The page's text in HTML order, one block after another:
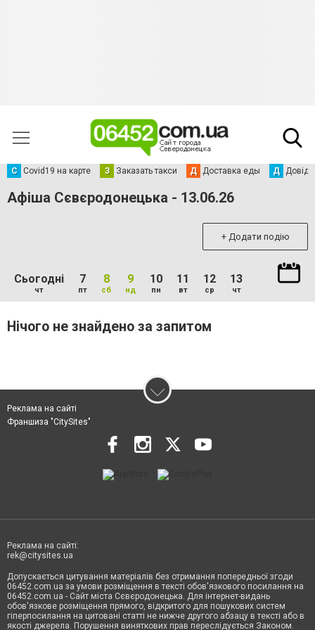
С Сovid19 на карте З Заказать такси Д Доставка еды Д
Афіша Сєвєродонецька - 13.06.26
+ Додати подію
Сьогодні
чт
7
пт
8
сб
9
нд
10
пн
11
вт
12
ср
13
чт
Нічого не знайдено за запитом
Реклама на сайті
Франшиза "CitySites"
Реклама на сайті:
rek@citysites.ua
Допускається цитування матеріалів без отримання попередньої згоди
06452.com.ua за умови розміщення в тексті обов'язкового посилання на
06452.com.ua - Сайт міста Сєвєродонецька. Для інтернет-видань
обов'язкове розміщення прямого, відкритого для пошукових систем
гіперпосилання на цитовані статті не нижче другого абзацу в тексті або в
якості джерела. Порушення виняткових прав переслідується Законом.